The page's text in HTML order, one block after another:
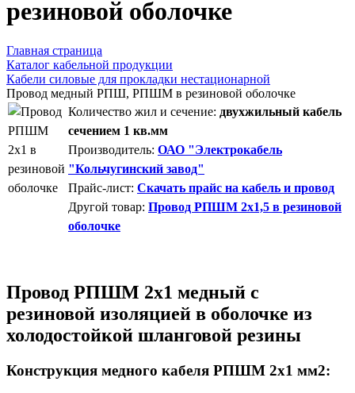
резиновой оболочке
Главная страница
Каталог кабельной продукции
Кабели силовые для прокладки нестационарной
Провод медный РПШ, РПШМ в резиновой оболочке
Количество жил и сечение: двухжильный кабель
сечением 1 кв.мм
Производитель: ОАО "Электрокабель
"Кольчугинский завод"
Прайс-лист: Скачать прайс на кабель и провод
Другой товар: Провод РПШМ 2x1,5 в резиновой
оболочке
Провод РПШМ 2х1 медный с
резиновой изоляцией в оболочке из
холодостойкой шланговой резины
Конструкция медного кабеля РПШМ 2х1 мм2: